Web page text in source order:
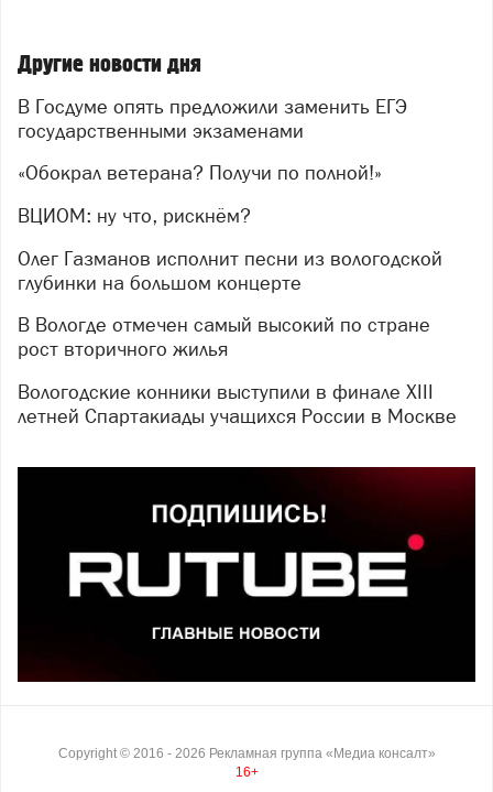
Другие новости дня
В Госдуме опять предложили заменить ЕГЭ
государственными экзаменами
«Обокрал ветерана? Получи по полной!»
ВЦИОМ: ну что, рискнём?
Олег Газманов исполнит песни из вологодской
глубинки на большом концерте
В Вологде отмечен самый высокий по стране
рост вторичного жилья
Вологодские конники выступили в финале XIII
летней Спартакиады учащихся России в Москве
Copyright © 2016 - 2026 Рекламная группа «Медиа консалт»
16+